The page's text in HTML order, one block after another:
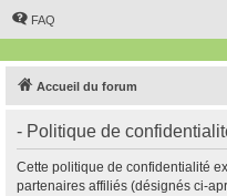
FAQ
Accueil du forum
- Politique de
Cette politique de confidentialité
partenaires affiliés (désignés ci-